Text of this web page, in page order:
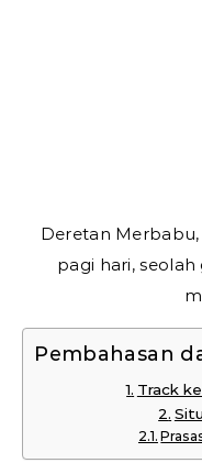
Deretan
pagi hari,
Pembahasan
Track